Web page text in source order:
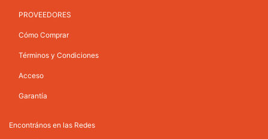
PROVEEDORES
Cómo Comprar
Términos y Condiciones
Acceso
Garantía
Encontrános en las Redes